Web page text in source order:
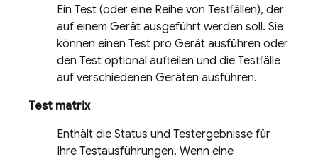
Ein Test (oder eine Reihe von Testfällen), der
auf einem Gerät ausgeführt werden soll. Sie
können einen Test pro Gerät ausführen oder
den Test optional aufteilen und die Testfälle
auf verschiedenen Geräten ausführen.
Test matrix
Enthält die Status und Testergebnisse für
Ihre Testausführungen. Wenn eine